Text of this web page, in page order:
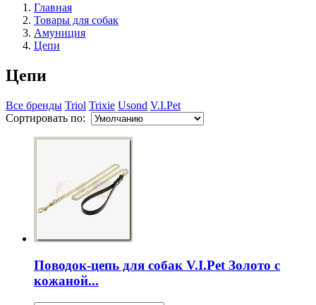
Главная
Товары для собак
Амуниция
Цепи
Цепи
Все бренды Triol Trixie Usond V.I.Pet
Сортировать по:
Поводок-цепь для собак V.I.Pet Золото с
кожаной...